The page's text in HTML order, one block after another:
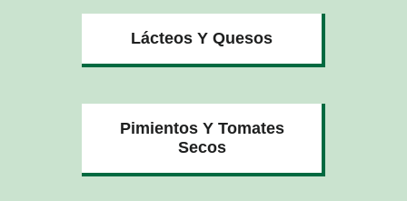
Lácteos Y Quesos
Pimientos Y Tomates
Secos